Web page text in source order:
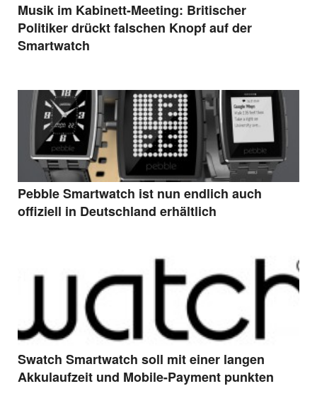
Musik im Kabinett-Meeting: Britischer
Politiker drückt falschen Knopf auf der
Smartwatch
Pebble Smartwatch ist nun endlich auch
offiziell in Deutschland erhältlich
Swatch Smartwatch soll mit einer langen
Akkulaufzeit und Mobile-Payment punkten